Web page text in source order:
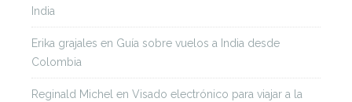
India
Erika grajales en Guía sobre vuelos a India desde
Colombia
Reginald Michel en Visado electrónico para viajar a la